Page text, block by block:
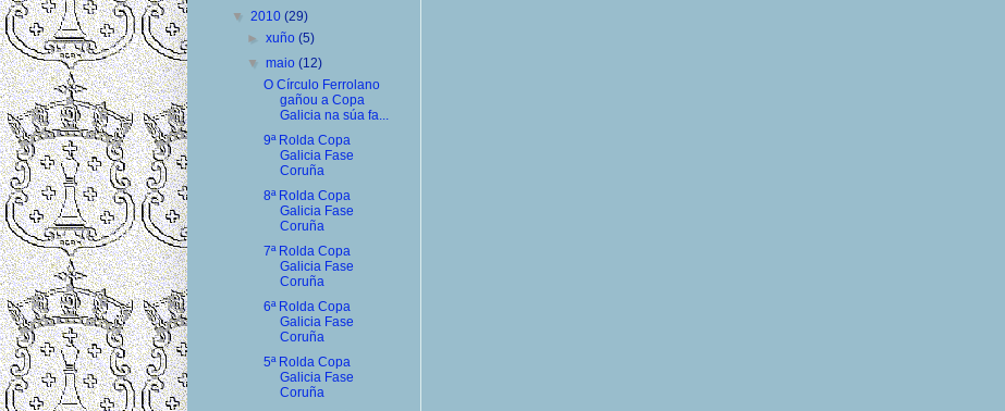
▼ 2010 (29)
►xuño(5)
▼maio(12)
O Círculo Ferrolano
gañou a Copa
Galicia na súa fa...
9ª Rolda Copa
Galicia Fase
Coruña
8ª Rolda Copa
Galicia Fase
Coruña
7ª Rolda Copa
Galicia Fase
Coruña
6ª Rolda Copa
Galicia Fase
Coruña
5ª Rolda Copa
Galicia Fase
Coruña